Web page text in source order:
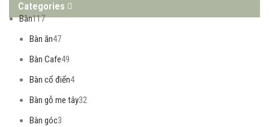
Categories
Bàn117
Bàn ăn47
Bàn Cafe49
Bàn cổ điển4
Bàn gỗ me tây32
Bàn góc3